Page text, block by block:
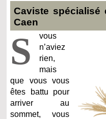
Caviste spécialisé
Caen
S
vous
n’aviez
rien,
mais
que vous vous
êtes battu pour
arriver au
sommet, vous